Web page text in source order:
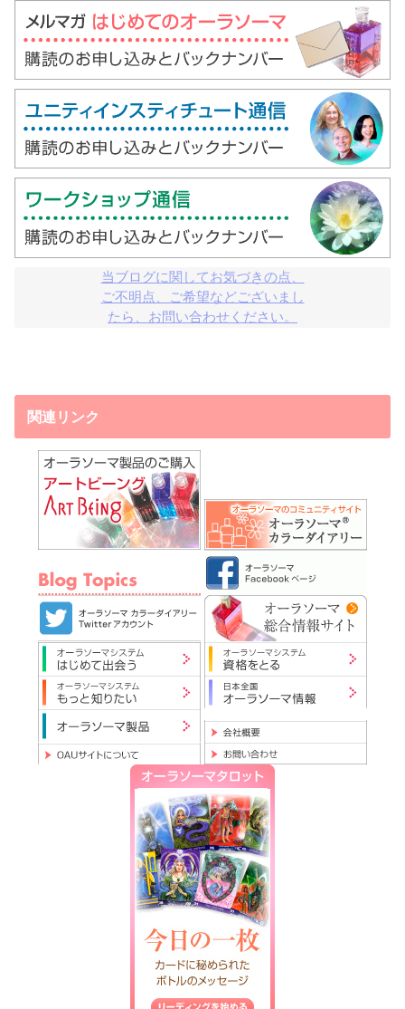
当ブログに関してお気づきの点、
ご不明点、ご希望などございまし
たら、お問い合わせください。
関連リンク